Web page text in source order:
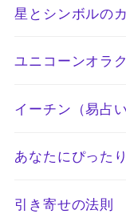
星とシンボルの
ユニコーンオラ
イーチン（易占い
あなたにぴった
引き寄せの法則